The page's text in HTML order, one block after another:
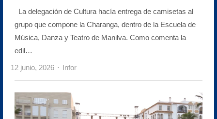
La delegación de Cultura hacía entrega de camisetas al
grupo que compone la Charanga, dentro de la Escuela de
Música, Danza y Teatro de Manilva. Como comenta la
edil…
12 junio, 2026 Author
Infor